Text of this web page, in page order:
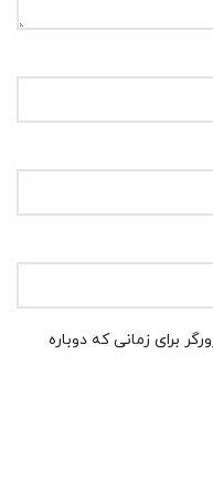
برای زمانی که دوباره